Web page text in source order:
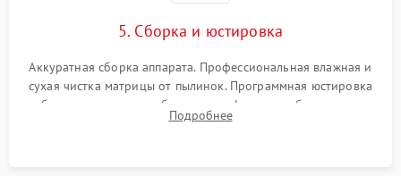
5. Сборка и юстировка
Аккуратная сборка аппарата. Профессиональная влажная и
сухая чистка матрицы от пылинок. Программная юстировка
рабочего отрезка, калибровка автофокуса, стабилизатора и
экспозамера с помощью сервисного ПО.
Подробнее